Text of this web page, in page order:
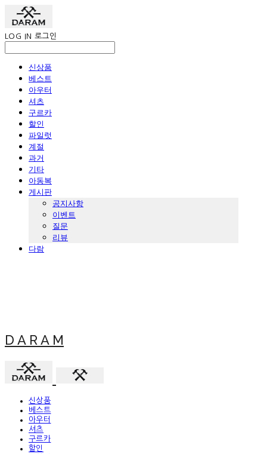
LOG IN 로그인
신상품
베스트
아우터
셔츠
구르카
할인
파일럿
계절
과거
기타
아동복
게시판
공지사항
이벤트
질문
리뷰
다람
D A R A M
신상품
베스트
아우터
셔츠
구르카
할인